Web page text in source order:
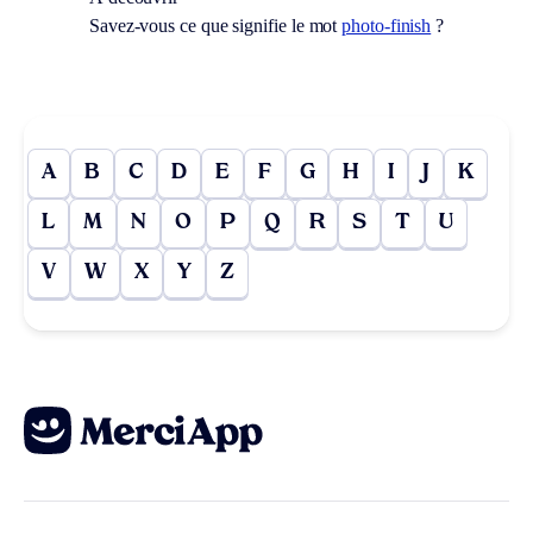
Savez-vous ce que signifie le motphoto-finish ?
A B C D E F G H I J K
L M N O P Q R S T U
V W X Y Z